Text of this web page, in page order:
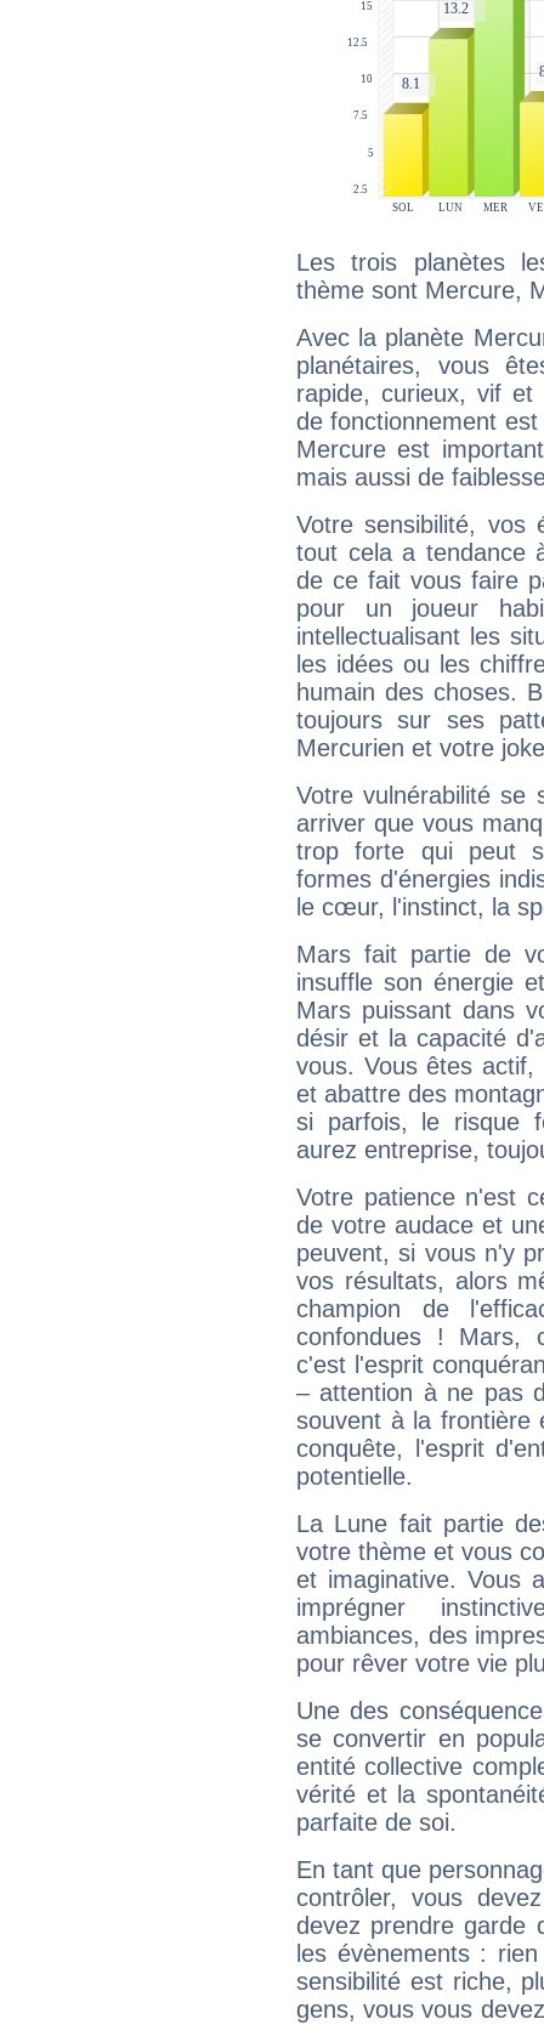
Les trois planètes
thème sont Mercure,
Avec la planète
planétaires, vous
rapide, curieux, vif et
de fonctionnement
Mercure est
mais aussi de
Votre sensibilité,
tout cela a tendance
de ce fait vous faire
pour un joueur
intellectualisant les
les idées ou les
humain des choses.
toujours sur ses
Mercurien et votre
Votre vulnérabilité se
arriver que vous
trop forte qui peut
formes d'énergies
le cœur, l'instinct, la
Mars fait partie de
insuffle son énergie
Mars puissant dans
désir et la capacité
vous. Vous êtes
et abattre des
si parfois, le risque
aurez entreprise,
Votre patience n'est
de votre audace et
peuvent, si vous n'y
vos résultats, alors
champion de
confondues ! Mars,
c'est l'esprit
– attention à ne pas
souvent à la frontière
conquête, l'esprit
potentielle.
La Lune fait partie
votre thème et vous
et imaginative. Vous
imprégner
ambiances, des
pour rêver votre vie
Une des
se convertir en
entité collective
vérité et la
parfaite de soi.
En tant que
contrôler, vous
devez prendre garde
les évènements :
sensibilité est riche,
gens, vous vous